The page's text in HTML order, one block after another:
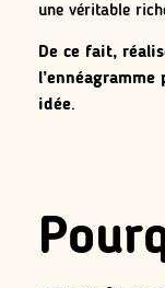
une véritable
De ce fait,
idée.